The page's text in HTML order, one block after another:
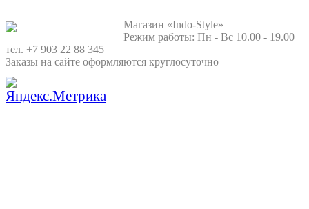
Магазин «Indo-Style»
Режим работы: Пн - Вс 10.00 - 19.00
тел. +7 903 22 88 345
Заказы на сайте оформляются круглосуточно